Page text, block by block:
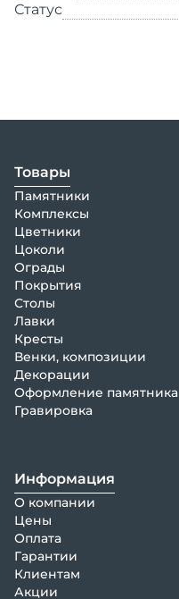
Статус
Товары
Памятники
Комплексы
Цветники
Цоколи
Ограды
Покрытия
Столы
Лавки
Кресты
Венки, композиции
Декорации
Оформление памятника
Гравировка
Информация
О компании
Цены
Оплата
Гарантии
Клиентам
Акции